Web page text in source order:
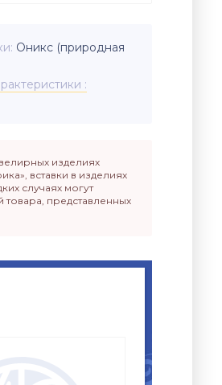
Оникс (природная
изделиях
вставки в изделиях
случаях могут
представленных